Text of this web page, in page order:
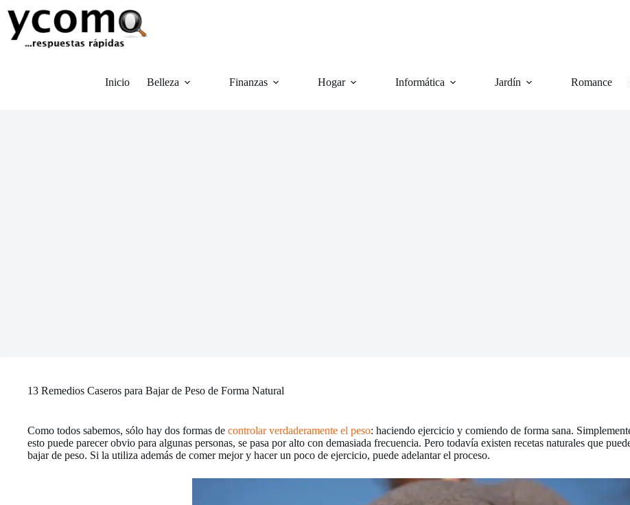
contenido
Inicio Belleza Finanzas Hogar Informática Jardín Romance
13 Remedios Caseros para Bajar de Peso de Forma Natural
Como todos sabemos, sólo hay dos formas de controlar verdaderamente el peso: haciendo ejercicio y comiendo de forma sana.
esto puede parecer obvio para algunas personas, se pasa por alto con demasiada frecuencia. Pero todavía existen recetas naturales que
bajar de peso. Si la utiliza además de comer mejor y hacer un poco de ejercicio, puede adelantar el proceso.